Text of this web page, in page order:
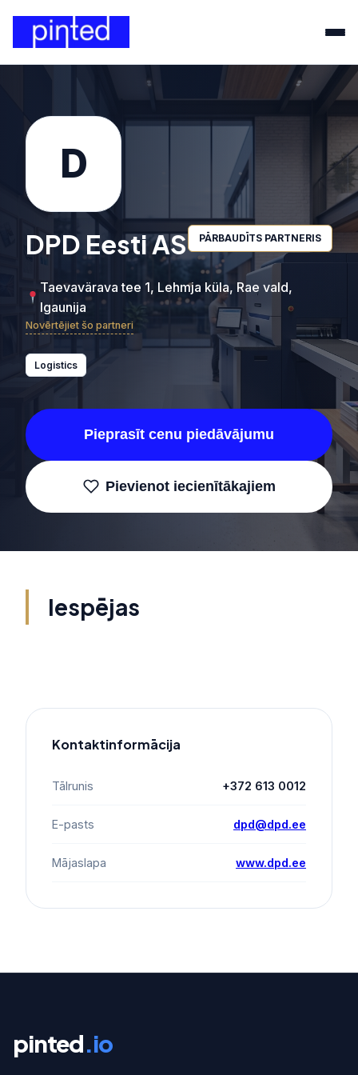
D
DPD Eesti AS PĀRBAUDĪTS PARTNERIS
Taevavärava tee 1, Lehmja küla, Rae vald,
Igaunija
Novērtējiet šo partneri
Logistics
Pieprasīt cenu piedāvājumu
Pievienot iecienītākajiem
Iespējas
Kontaktinformācija
Tālrunis +372 613 0012
E-pasts dpd@dpd.ee
Mājaslapa www.dpd.ee
pinted.io